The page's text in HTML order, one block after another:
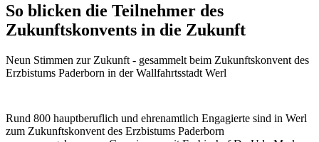
So blicken die Teilnehmer des
Zukunftskonvents in die Zukunft
Neun Stimmen zur Zukunft - gesammelt beim Zukunftskonvent des
Erzbistums Paderborn in der Wallfahrtsstadt Werl
Rund 800 hauptberuflich und ehrenamtlich Engagierte sind in Werl
zum Zukunftskonvent des Erzbistums Paderborn